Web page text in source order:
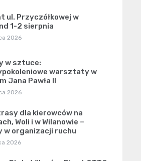
ul. Przyczółkowej w
1-2 sierpnia
2026
w sztuce:
warsztaty w
Jana Pawła II
2026
dla kierowców na
Woli i w Wilanowie –
w organizacji ruchu
2026